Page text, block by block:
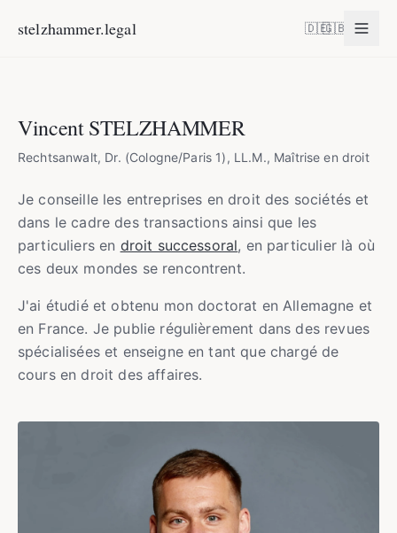
stelzhammer.legal 🇩🇪🇬🇧
Vincent STELZHAMMER
Rechtsanwalt, Dr. (Cologne/Paris 1), LL.M., Maîtrise en droit
Je conseille les entreprises en droit des sociétés et
dans le cadre des transactions ainsi que les
particuliers en droit successoral, en particulier là où
ces deux mondes se rencontrent.
J'ai étudié et obtenu mon doctorat en Allemagne et
en France. Je publie régulièrement dans des revues
spécialisées et enseigne en tant que chargé de
cours en droit des affaires.